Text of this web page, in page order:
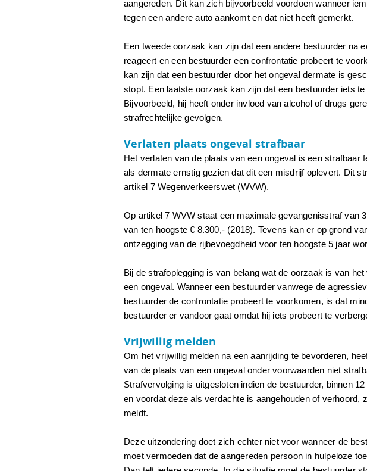
aangereden. Dit kan zich bijvoorbeeld voordoen wanneer
tegen een andere auto aankomt en dat niet heeft gemerkt.
Een tweede oorzaak kan zijn dat een andere bestuurder na
reageert en een bestuurder een confrontatie probeert te
kan zijn dat een bestuurder door het ongeval dermate is
stopt. Een laatste oorzaak kan zijn dat een bestuurder iets
Bijvoorbeeld, hij heeft onder invloed van alcohol of drugs
strafrechtelijke gevolgen.
Verlaten plaats ongeval strafbaar
Het verlaten van de plaats van een ongeval is een strafbaar
als dermate ernstig gezien dat dit een misdrijf oplevert. Dit
artikel 7 Wegenverkeerswet (WVW).
Op artikel 7 WVW staat een maximale gevangenisstraf van
van ten hoogste € 8.300,- (2018). Tevens kan er op grond
ontzegging van de rijbevoegdheid voor ten hoogste 5 jaar
Bij de strafoplegging is van belang wat de oorzaak is van
een ongeval. Wanneer een bestuurder vanwege de
bestuurder de confrontatie probeert te voorkomen, is dat
bestuurder er vandoor gaat omdat hij iets probeert te
Vrijwillig melden
Om het vrijwillig melden na een aanrijding te bevorderen,
van de plaats van een ongeval onder voorwaarden niet
Strafvervolging is uitgesloten indien de bestuurder, binnen
en voordat deze als verdachte is aangehouden of verhoord,
meldt.
Deze uitzondering doet zich echter niet voor wanneer de
moet vermoeden dat de aangereden persoon in hulpeloze